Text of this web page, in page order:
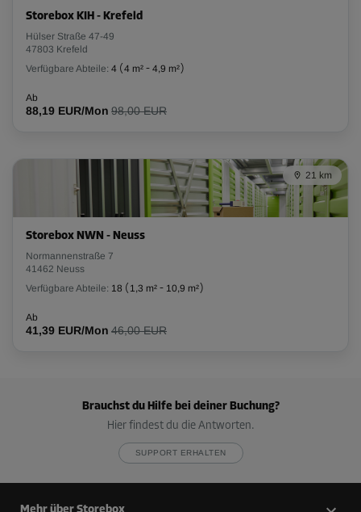
Storebox KIH - Krefeld
Hülser Straße 47-49
47803 Krefeld
Verfügbare Abteile: 4 (4 m² - 4,9 m²)
Ab
88,19 EUR/Mon 98,00 EUR
21 km
Storebox NWN - Neuss
Normannenstraße 7
41462 Neuss
Verfügbare Abteile: 18 ( 1,3 m² - 10,9 m²)
Ab
41,39 EUR/Mon 46,00 EUR
Brauchst du Hilfe bei deiner Buchung?
Hier findest du die Antworten.
SUPPORT ERHALTEN